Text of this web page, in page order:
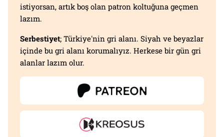
istiyorsan, artık boş olan patron koltuğuna geçmen
lazım.
Serbestiyet; Türkiye'nin gri alanı. Siyah ve beyazlar
içinde bu gri alanı korumalıyız. Herkese bir gün gri
alanlar lazım olur.